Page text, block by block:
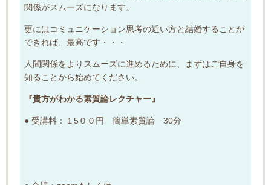
関係がスムーズになります。
更にはコミュニケーション思考の近い方と結婚することが
できれば、最高です・・・
人間関係をよりスムーズに進めるために、まずはご自身を
知ることから始めてください。
『貴方がわかる素質論レクチャー』
● 受講料：１5００円 簡単素質論 30分